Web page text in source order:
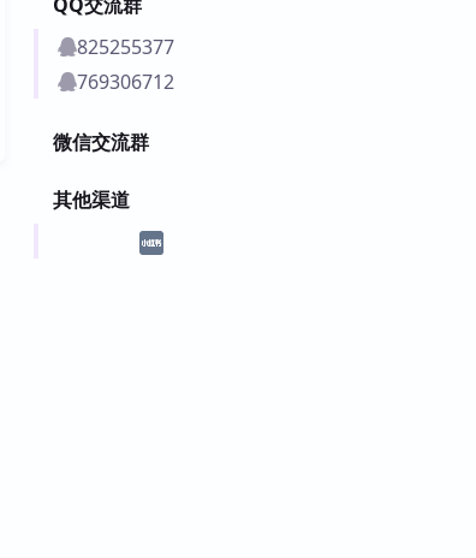
825255377
769306712
微信交流群
其他渠道